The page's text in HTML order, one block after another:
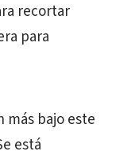
recortar
para
más bajo este
está